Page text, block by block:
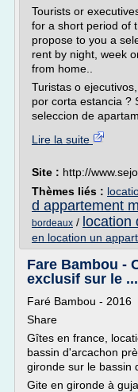
Tourists or
for a short period of
propose to you a
rent by night, week
from home..
Turistas o
por corta estancia ?
seleccion de
Lire la suite
Site : http://
Thèmes liés :
d appartement
bordeaux / location
en location un
Fare Bambou -
exclusif sur le ...
Faré Bambou - 2016
Share
Gîtes en france,
bassin d'arcachon
gironde sur le bassin
Gite en gironde à